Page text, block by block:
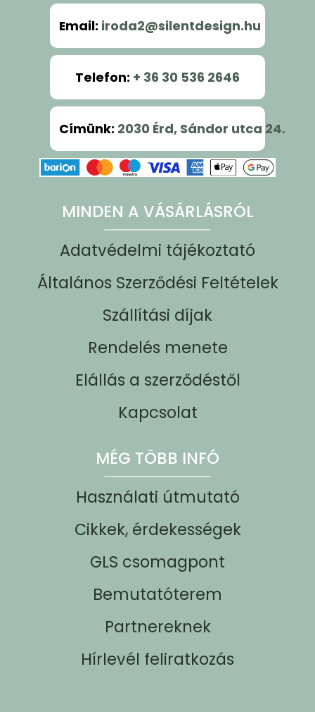
MINDEN A VÁSÁRLÁSRÓL
Adatvédelmi tájékoztató
Általános Szerződési Feltételek
Szállítási díjak
Rendelés menete
Elállás a szerződéstől
Kapcsolat
MÉG TÖBB INFÓ
Használati útmutató
Cikkek, érdekességek
GLS csomagpont
Bemutatóterem
Partnereknek
Hírlevél feliratkozás
Email: iroda2@silentdesign.hu
Telefon: + 36 30 536 2646
Címünk: 2030 Érd, Sándor utca 24.